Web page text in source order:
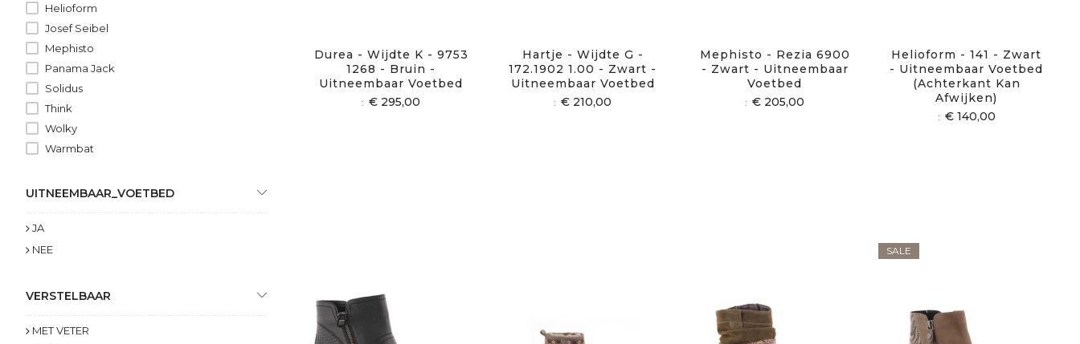
Durea - Wijdte K - 9753
1268 - Bruin -
Uitneembaar Voetbed
€ 295,00
Hartje - Wijdte G -
172.1902 1.00 - Zwart -
Uitneembaar Voetbed
€ 210,00
Mephisto - Rezia 6900
- Zwart - Uitneembaar
Voetbed
€ 205,00
Helioform - 141 - Zwart
- Uitneembaar Voetbed
(achterkant Kan
Afwijken)
€ 140,00
SALE
Helioform
Josef Seibel
Mephisto
Panama Jack
Solidus
Think
Wolky
Warmbat
UITNEEMBAAR_VOETBED
JA
NEE
VERSTELBAAR
MET VETER